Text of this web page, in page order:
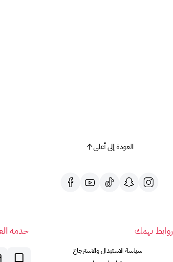
العودة إلى أعلى
روابط تهمك
سياسة الاستبدال والاسترجاع
خدمة